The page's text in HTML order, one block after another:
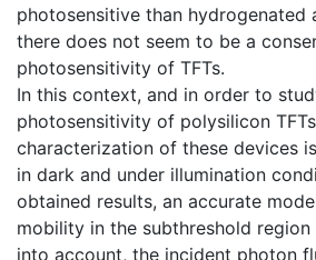
photosensitive than hydrogenated
there does not seem to be a
photosensitivity of TFTs.
In this context, and in order to
photosensitivity of polysilicon
characterization of these devices
in dark and under illumination
obtained results, an accurate
mobility in the subthreshold
into account, the incident photon